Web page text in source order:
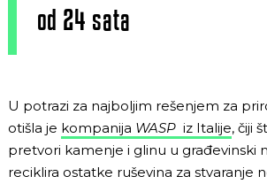
od 24 sata
U potrazi za najboljim rešenjem za
otišla je kompanija WASP iz Italije, čiji
pretvori kamenje i glinu u građevinski
reciklira ostatke ruševina za stvaranje